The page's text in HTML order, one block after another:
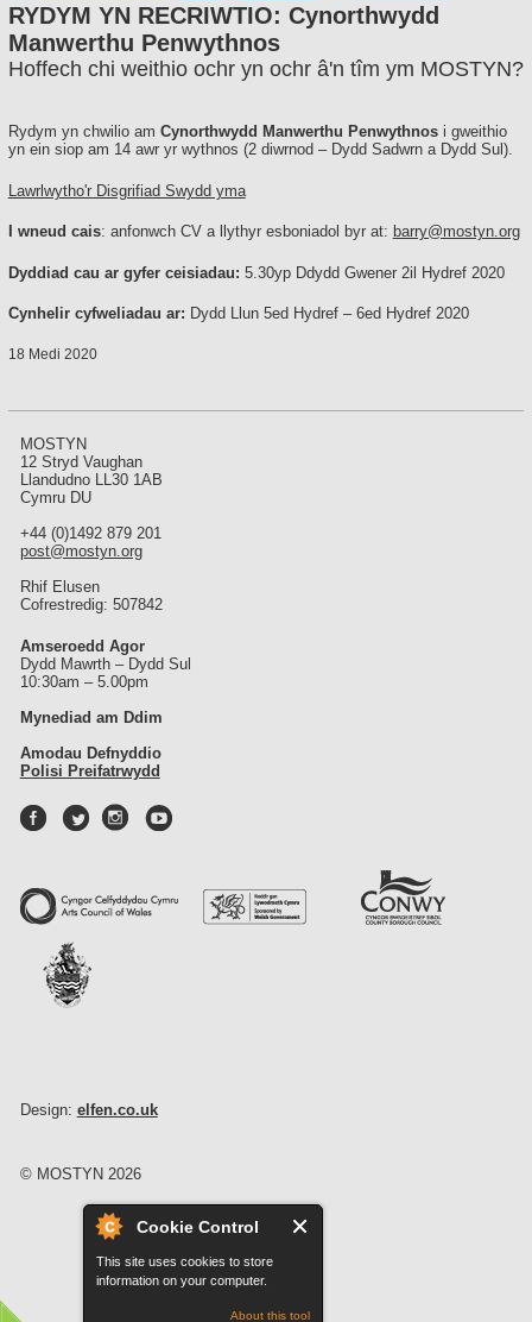
Cookie Control
This site uses cookies to store
information on your computer.
About this tool
RYDYM YN RECRIWTIO: Cynorthwydd
Manwerthu Penwythnos
Hoffech chi weithio ochr yn ochr â'n tîm ym MOSTYN?
Rydym yn chwilio am Cynorthwydd Manwerthu Penwythnosi gweithio
yn ein siop am 14 awr yr wythnos (2 diwrnod – Dydd Sadwrn a Dydd Sul).
Lawrlwytho'r Disgrifiad Swydd yma
I wneud cais: anfonwch CV a llythyr esboniadol byr at: barry@mostyn.org
Dyddiad cau ar gyfer ceisiadau: 5.30yp Ddydd Gwener 2il Hydref 2020
Cynhelir cyfweliadau ar: Dydd Llun 5ed Hydref – 6ed Hydref 2020
18 Medi 2020
MOSTYN
12 Stryd Vaughan
Llandudno LL30 1AB
Cymru DU
+44 (0)1492 879 201
post@mostyn.org
Rhif Elusen
Cofrestredig: 507842
Amseroedd Agor
Dydd Mawrth – Dydd Sul
10:30am – 5.00pm
Mynediad am Ddim
Amodau Defnyddio
Polisi Preifatrwydd
Design: elfen.co.uk
© MOSTYN 2026